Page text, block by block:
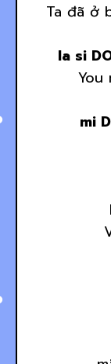
Ta đã ở
la si
You
mi